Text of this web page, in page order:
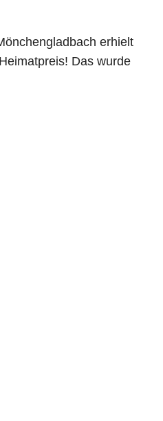
erhielt
Das wurde